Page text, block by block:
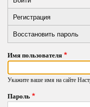
Primary
tabs
вкладка)
Регистрация
Восстановить пароль
Имя пользователя
Укажите ваше имя на сайте
Пароль